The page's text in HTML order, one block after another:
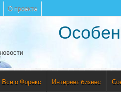
О проекте
Все о Форекс Интернет бизнес